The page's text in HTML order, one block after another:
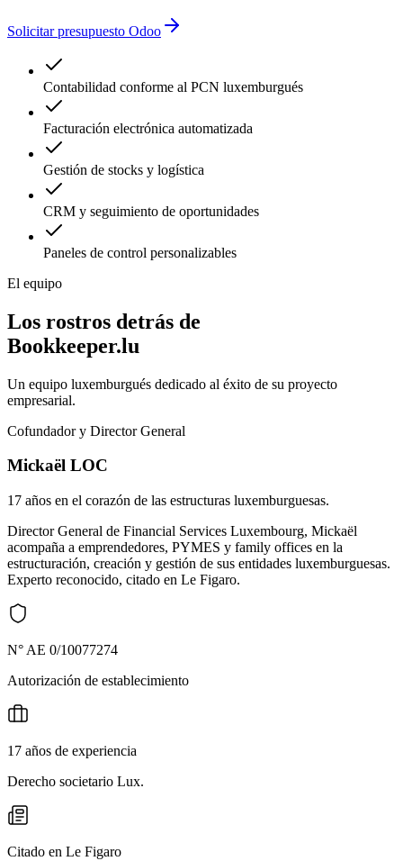
Solicitar presupuesto Odoo
Contabilidad conforme al PCN luxemburgués
Facturación electrónica automatizada
Gestión de stocks y logística
CRM y seguimiento de oportunidades
Paneles de control personalizables
El equipo
Los rostros detrás de
Bookkeeper.lu
Un equipo luxemburgués dedicado al éxito de su proyecto
empresarial.
Cofundador y Director General
Mickaël LOC
17 años en el corazón de las estructuras luxemburguesas.
Director General de Financial Services Luxembourg, Mickaël
acompaña a emprendedores, PYMES y family offices en la
estructuración, creación y gestión de sus entidades luxemburguesas.
Experto reconocido, citado en Le Figaro.
N° AE 0/10077274
Autorización de establecimiento
17 años de experiencia
Derecho societario Lux.
Citado en Le Figaro